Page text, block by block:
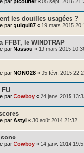
par plcourier « 05 sept. 2016
les douilles usagées ?
par guigui87 « 19 mars 2015
FFBT, le WINDTRAP
par Nassou « 19 mars 2015
par NONO28 « 05 févr. 2015
par Cowboy « 24 janv. 2015
par Astyl « 30 août 2014 21:32
par Cowboy « 14 janv. 2014